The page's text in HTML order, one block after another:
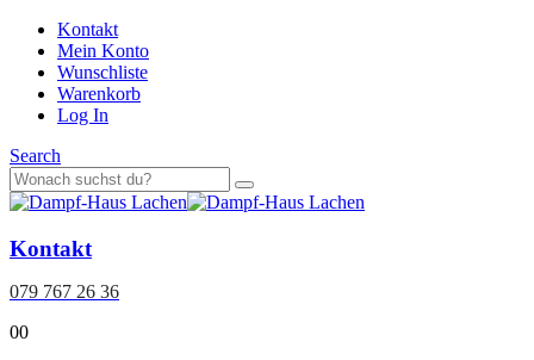
Kontakt
Mein Konto
Wunschliste
Warenkorb
Log In
Search
Kontakt
079 767 26 36
00